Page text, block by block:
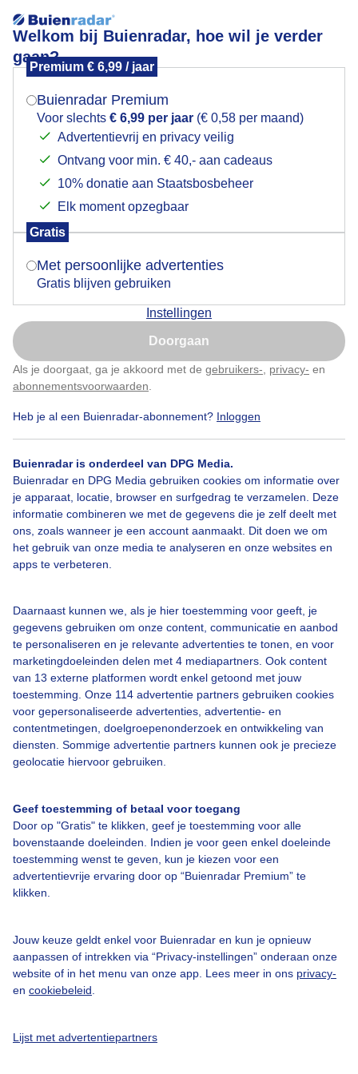
Welkom bij Buienradar, hoe wil je verder
gaan?
Premium € 6,99 / jaar
Buienradar Premium
Voor slechts € 6,99 per jaar (€ 0,58 per maand)
Advertentievrij en privacy veilig
Ontvang voor min. € 40,- aan cadeaus
10% donatie aan Staatsbosbeheer
Elk moment opzegbaar
Gratis
Met persoonlijke advertenties
Gratis blijven gebruiken
Instellingen
Doorgaan
Als je doorgaat, ga je akkoord met de gebruikers- privacy- en
abonnementsvoorwaarden
Heb je al een Buienradar-abonnement? Inloggen
Buienradar is onderdeel van DPG Media.
Buienradar en DPG Media gebruiken cookies om informatie over
je apparaat, locatie, browser en surfgedrag te verzamelen. Deze
informatie combineren we met de gegevens die je zelf deelt met
ons, zoals wanneer je een account aanmaakt. Dit doen we om
het gebruik van onze media te analyseren en onze websites en
apps te verbeteren.
Daarnaast kunnen we, als je hier toestemming voor geeft, je
gegevens gebruiken om onze content, communicatie en aanbod
te personaliseren en je relevante advertenties te tonen, en voor
marketingdoeleinden delen met 4 mediapartners. Ook content
van 13 externe platformen wordt enkel getoond met jouw
toestemming. Onze 114 advertentie partners gebruiken cookies
voor gepersonaliseerde advertenties, advertentie- en
contentmetingen, doelgroepenonderzoek en ontwikkeling van
diensten. Sommige advertentie partners kunnen ook je precieze
geolocatie hiervoor gebruiken.
Geef toestemming of betaal voor toegang
Door op "Gratis" te klikken, geef je toestemming voor alle
bovenstaande doeleinden. Indien je voor geen enkel doeleinde
toestemming wenst te geven, kun je kiezen voor een
advertentievrije ervaring door op “Buienradar Premium” te
klikken.
Jouw keuze geldt enkel voor Buienradar en kun je opnieuw
aanpassen of intrekken via “Privacy-instellingen” onderaan onze
website of in het menu van onze app. Lees meer in ons privacy-
en cookiebeleid
Lijst met advertentiepartners
Goedemorgen
Blauwelucht Molen
Een moment geduld aub...
Over Buienradar
Bedrijfsgegevens
Veelgestelde vragen
Toegankelijkheid
Gebruikersvoorwaarden
Adverteren
Mogen we je locatie gebruiken voor het
Indien je hier nog geen akkoord op hebt gegeven,
verschijnt er zo een pop-up uit je browser waarin
Is goed, toon de popup
Nu niet, misschien later
Klik hierom dit aan te passen